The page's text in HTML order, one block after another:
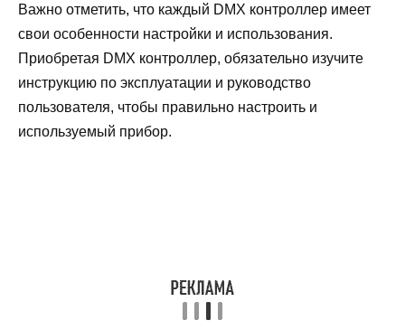
Важно отметить, что каждый DMX контроллер имеет
свои особенности настройки и использования.
Приобретая DMX контроллер, обязательно изучите
инструкцию по эксплуатации и руководство
пользователя, чтобы правильно настроить и
используемый прибор.